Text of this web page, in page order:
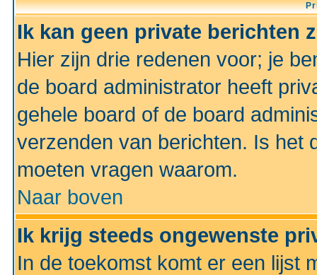
Ik kan geen private berichten
Hier zijn drie redenen voor; je
de board administrator heeft
gehele board of de board
verzenden van berichten. Is het
moeten vragen waarom.
Naar boven
Ik krijg steeds ongewenste
In de toekomst komt er een lijst